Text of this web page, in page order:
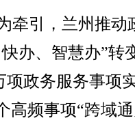
引，兰州推动
办、智慧办”转
项政务服务事项
高频事项“跨域